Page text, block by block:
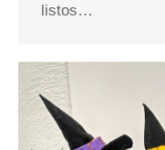
listos…